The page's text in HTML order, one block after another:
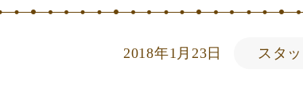
2018年1月23日 スタ